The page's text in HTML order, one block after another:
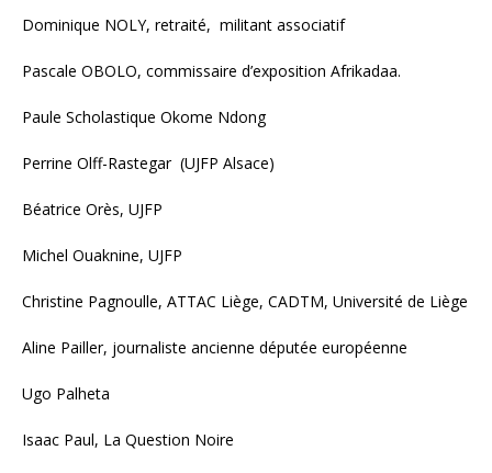
Dominique NOLY, retraité, militant associatif
Pascale OBOLO, commissaire d’exposition Afrikadaa.
Paule Scholastique Okome Ndong
Perrine Olff-Rastegar (UJFP Alsace)
Béatrice Orès, UJFP
Michel Ouaknine, UJFP
Christine Pagnoulle, ATTAC Liège, CADTM, Université de Liège
Aline Pailler, journaliste ancienne députée européenne
Ugo Palheta
Isaac Paul, La Question Noire